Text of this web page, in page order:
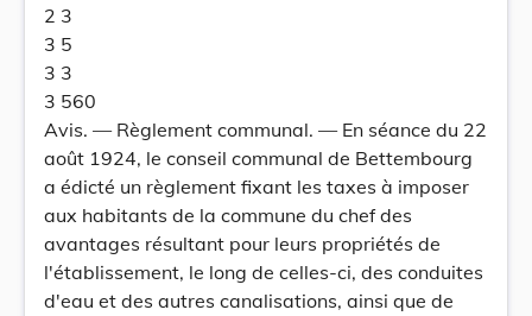
2 3
3 5
3 3
3 560
Avis. — Règlement communal. — En séance du 22
août 1924, le conseil communal de Bettembourg
a édicté un règlement fixant les taxes à imposer
aux habitants de la commune du chef des
avantages résultant pour leurs propriétés de
l'établissement, le long de celles-ci, des conduites
d'eau et des autres canalisations, ainsi que de